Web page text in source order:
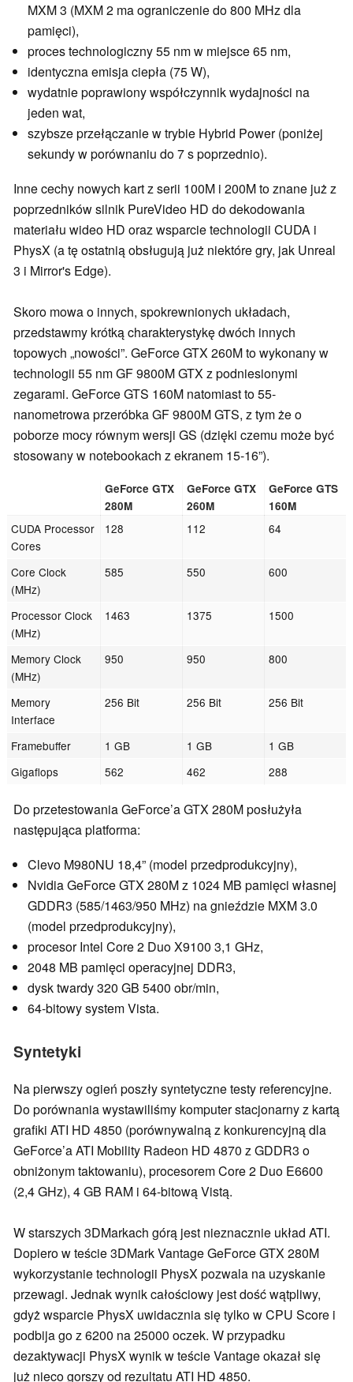
MXM 3 (MXM 2 ma ograniczenie do 800 MHz dla
pamięci),
proces technologiczny 55 nm w miejsce 65 nm,
identyczna emisja ciepła (75 W),
wydatnie poprawiony współczynnik wydajności na
jeden wat,
szybsze przełączanie w trybie Hybrid Power (poniżej
sekundy w porównaniu do 7 s poprzednio).
Inne cechy nowych kart z serii 100M i 200M to znane już z
poprzedników silnik PureVideo HD do dekodowania
materiału wideo HD oraz wsparcie technologii CUDA i
PhysX (a tę ostatnią obsługują już niektóre gry, jak Unreal
3 i Mirror's Edge).
Skoro mowa o innych, spokrewnionych układach,
przedstawmy krótką charakterystykę dwóch innych
topowych „nowości”. GeForce GTX 260M to wykonany w
technologii 55 nm GF 9800M GTX z podniesionymi
zegarami. GeForce GTS 160M natomiast to 55-
nanometrowa przeróbka GF 9800M GTS, z tym że o
poborze mocy równym wersji GS (dzięki czemu może być
stosowany w notebookach z ekranem 15-16”).
GeForce GTX
280M
GeForce GTX
260M
GeForce GTS
160M
CUDA Processor
Cores
128 112 64
Core Clock
(MHz)
585 550 600
Processor Clock
(MHz)
1463 1375 1500
Memory Clock
(MHz)
950 950 800
Memory
Interface
256 Bit 256 Bit 256 Bit
Framebuffer 1 GB 1 GB
1 GB
Gigaflops
562 462 288
Do przetestowania GeForce’a GTX 280M posłużyła
następująca platforma:
Clevo M980NU 18,4” (model przedprodukcyjny),
Nvidia GeForce GTX 280M z 1024 MB pamięci własnej
GDDR3 (585/1463/950 MHz) na gnieździe MXM 3.0
(model przedprodukcyjny),
procesor Intel Core 2 Duo X9100 3,1 GHz,
2048 MB pamięci operacyjnej DDR3,
dysk twardy 320 GB 5400 obr/min,
64-bitowy system Vista.
Syntetyki
Na pierwszy ogień poszły syntetyczne testy referencyjne.
Do porównania wystawiliśmy komputer stacjonarny z kartą
grafiki ATI HD 4850 (porównywalną z konkurencyjną dla
GeForce’a ATI Mobility Radeon HD 4870 z GDDR3 o
obniżonym taktowaniu), procesorem Core 2 Duo E6600
(2,4 GHz), 4 GB RAM i 64-bitową Vistą.
W starszych 3DMarkach górą jest nieznacznie układ ATI.
Dopiero w teście 3DMark Vantage GeForce GTX 280M
wykorzystanie technologii PhysX pozwala na uzyskanie
przewagi. Jednak wynik całościowy jest dość wątpliwy,
gdyż wsparcie PhysX uwidacznia się tylko w CPU Score i
podbija go z 6200 na 25000 oczek. W przypadku
dezaktywacji PhysX wynik w teście Vantage okazał się
już nieco gorszy od rezultatu ATI HD 4850.